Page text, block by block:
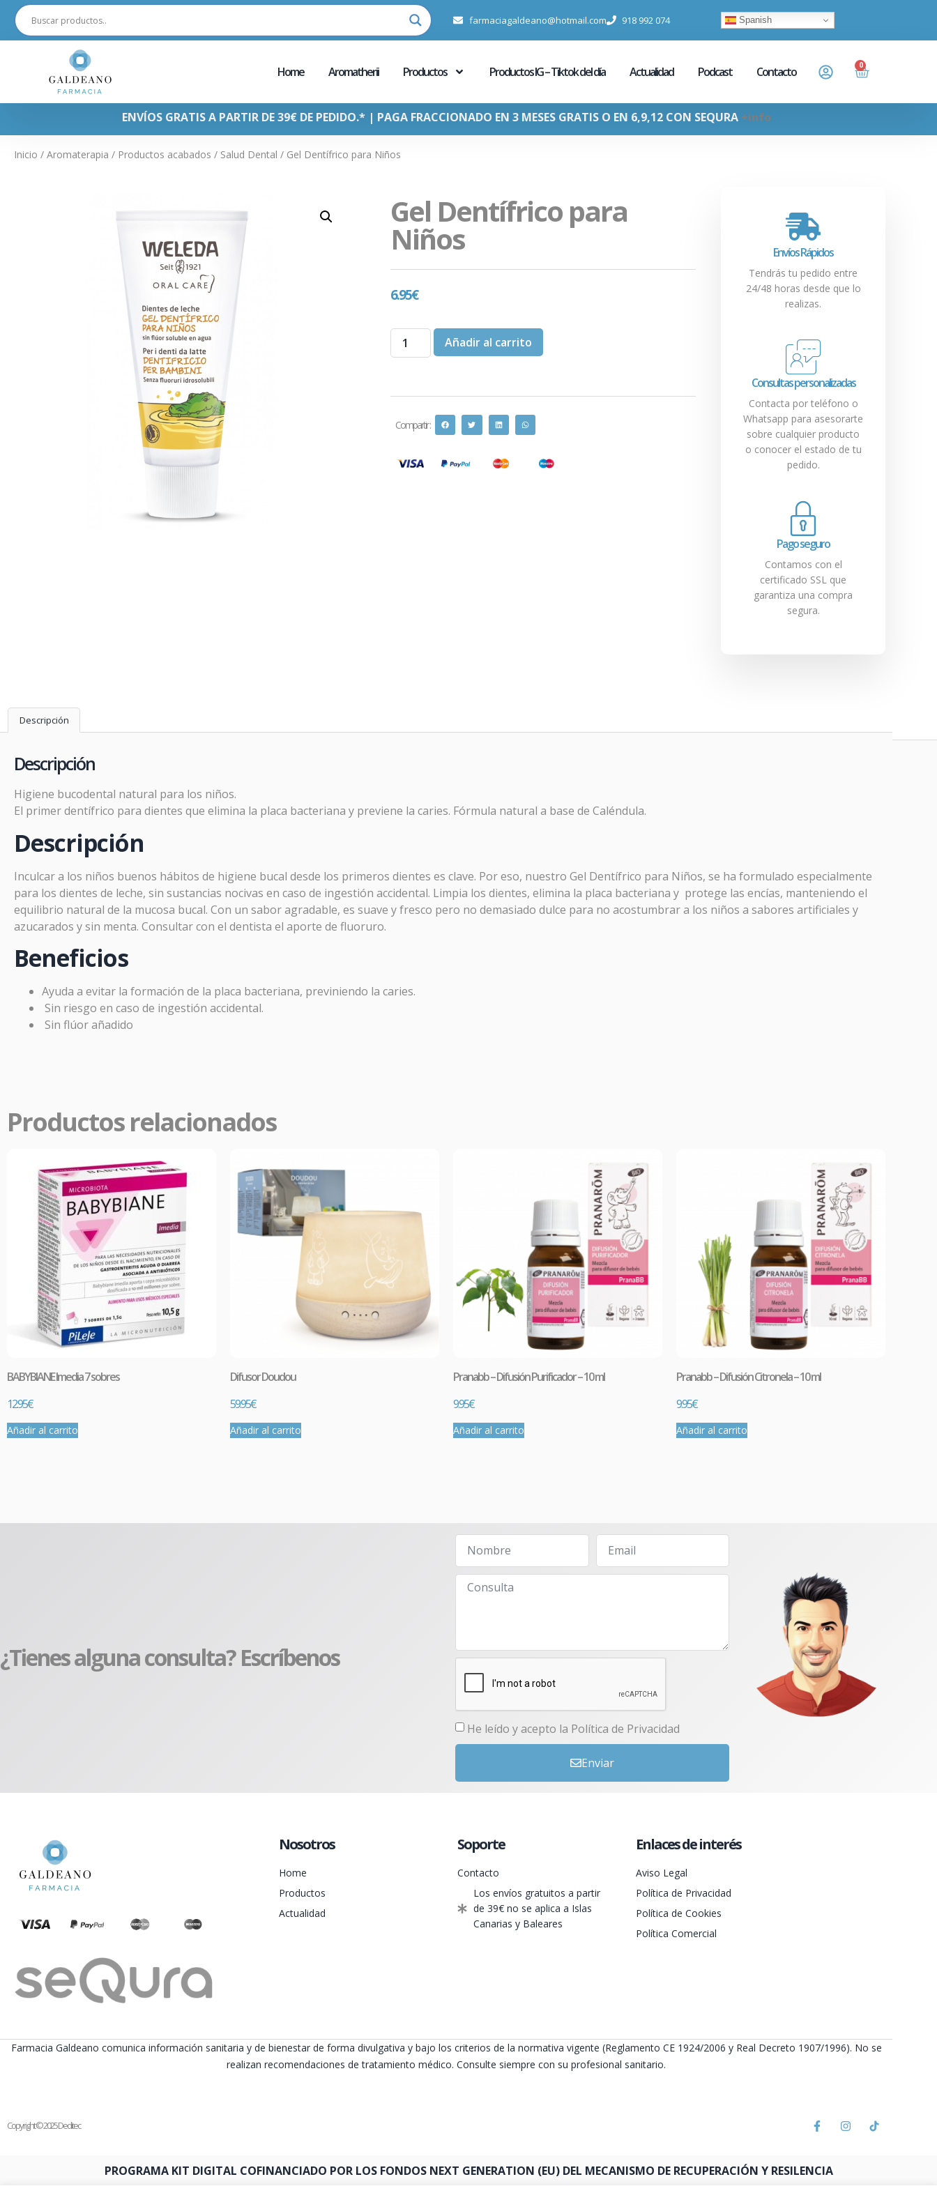
farmaciagaldeano@hotmail.com 918 992 074 Spanish
Home Aromatherii Productos Productos IG – Tiktok del día Actualidad Podcast Contacto 0
ENVÍOS GRATIS A PARTIR DE 39€ DE PEDIDO.* | PAGA FRACCIONADO EN 3 MESES GRATIS O EN 6,9,12 CON SEQURA +info
Inicio / Aromaterapia / Productos acabados / Salud Dental / Gel Dentífrico para Niños
Gel Dentífrico para
Niños
6.95€
Añadir al carrito
Compartir :
Envíos Rápidos
Tendrás tu pedido entre
24/48 horas desde que lo
realizas.
Consultas personalizadas
Contacta por teléfono o
Whatsapp para asesorarte
sobre cualquier producto
o conocer el estado de tu
pedido.
Pago seguro
Contamos con el
certificado SSL que
garantiza una compra
segura.
Descripción
Descripción
Higiene bucodental natural para los niños.
El primer dentífrico para dientes que elimina la placa bacteriana y previene la caries. Fórmula natural a base de Caléndula.
Descripción
Inculcar a los niños buenos hábitos de higiene bucal desde los primeros dientes es clave. Por eso, nuestro Gel Dentífrico para Niños, se ha formulado especialmente
para los dientes de leche, sin sustancias nocivas en caso de ingestión accidental. Limpia los dientes, elimina la placa bacteriana y protege las encías, manteniendo el
equilibrio natural de la mucosa bucal. Con un sabor agradable, es suave y fresco pero no demasiado dulce para no acostumbrar a los niños a sabores artificiales y
azucarados y sin menta. Consultar con el dentista el aporte de fluoruro.
Beneficios
Ayuda a evitar la formación de la placa bacteriana, previniendo la caries.
Sin riesgo en caso de ingestión accidental.
Sin flúor añadido
Productos relacionados
BABYBIANE Imedia 7 sobres
12.95€
Añadir al carrito
Difusor Doudou
59.95€
Añadir al carrito
Pranabb – Difusión Purificador – 10 ml
9.95€
Añadir al carrito
Pranabb – Difusión Citronela – 10 ml
9.95€
Añadir al carrito
¿Tienes alguna consulta? Escríbenos
He leído y acepto la Política de Privacidad
Enviar
Nosotros
Home
Productos
Actualidad
Soporte
Contacto
Los envíos gratuitos a partir
de 39€ no se aplica a Islas
Canarias y Baleares
Enlaces de interés
Aviso Legal
Política de Privacidad
Política de Cookies
Política Comercial
Farmacia Galdeano comunica información sanitaria y de bienestar de forma divulgativa y bajo los criterios de la normativa vigente (Reglamento CE 1924/2006 y Real Decreto 1907/1996). No se
realizan recomendaciones de tratamiento médico. Consulte siempre con su profesional sanitario.
Copyright © 2025 Deditec
PROGRAMA KIT DIGITAL COFINANCIADO POR LOS FONDOS NEXT GENERATION (EU) DEL MECANISMO DE RECUPERACIÓN Y RESILENCIA
Promo
Comprar